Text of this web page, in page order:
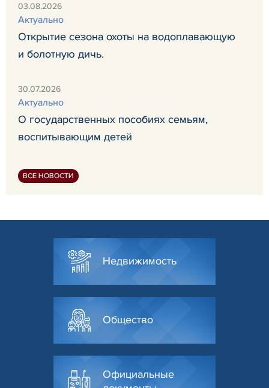
03.08.2026
Актуально
Открытие сезона охоты на водоплавающую
и болотную дичь.
30.07.2026
Актуально
О государственных пособиях семьям,
воспитывающим детей
ВСЕ НОВОСТИ
Недвижимость
Общество
Официальные